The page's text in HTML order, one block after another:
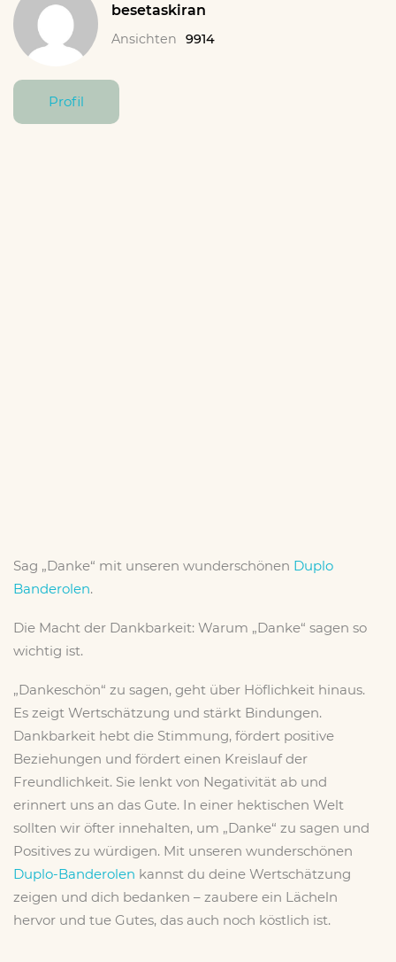
besetaskiran
Ansichten 9914
Profil
Sag „Danke“ mit unseren wunderschönen Duplo
Banderolen.
Die Macht der Dankbarkeit: Warum „Danke“ sagen so
wichtig ist.
„Dankeschön“ zu sagen, geht über Höflichkeit hinaus.
Es zeigt Wertschätzung und stärkt Bindungen.
Dankbarkeit hebt die Stimmung, fördert positive
Beziehungen und fördert einen Kreislauf der
Freundlichkeit. Sie lenkt von Negativität ab und
erinnert uns an das Gute. In einer hektischen Welt
sollten wir öfter innehalten, um „Danke“ zu sagen und
Positives zu würdigen. Mit unseren wunderschönen
Duplo-Banderolen kannst du deine Wertschätzung
zeigen und dich bedanken – zaubere ein Lächeln
hervor und tue Gutes, das auch noch köstlich ist.